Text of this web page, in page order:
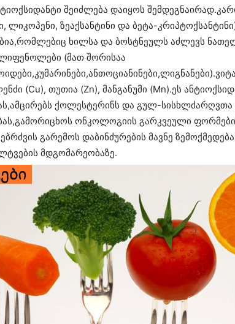
შეიძლება დაიყოს
ლიკოპენი, ზეაქსანტინი და ბეტა-
ხილსა და ბოსტნეულს აძლევს
(მათ შორისაა
(Cu), თუთია (Zn), მანგანუმი (Mn).ეს
ქოლესტერინს და გულ-
ონკოლოგიის გარკვეული
გარემოს დაბინძურების მავნე
მდგომარეობაზე.